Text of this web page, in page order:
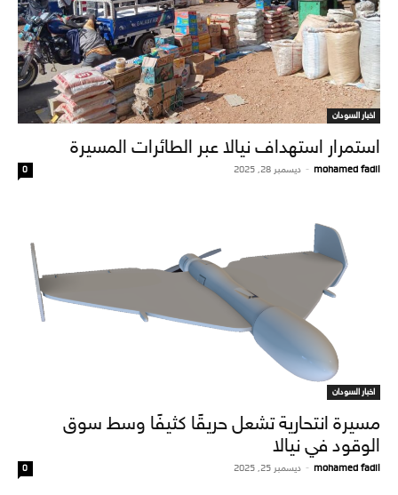
اخبار السودان
استمرار استهداف نيالا عبر الطائرات المسيرة
mohamed fadil
- ديسمبر 28, 2025 0
اخبار السودان
مسيرة انتحارية تشعل حريقًا كثيفًا وسط سوق
الوقود في نيالا
mohamed fadil
- ديسمبر 25, 2025 0